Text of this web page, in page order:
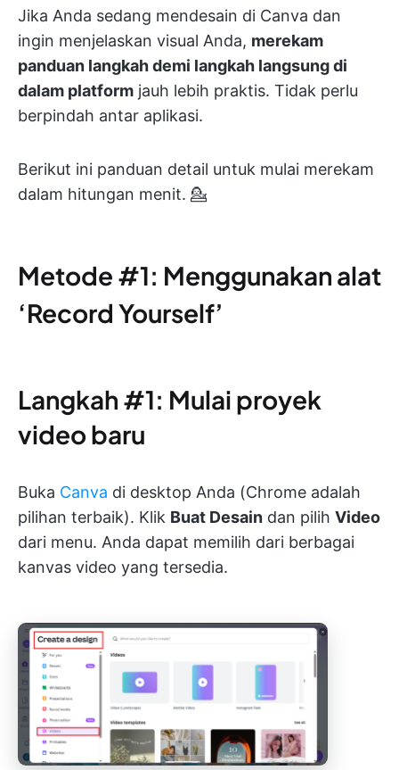
Jika Anda sedang mendesain di Canva dan
ingin menjelaskan visual Anda, merekam
panduan langkah demi langkah langsung di
dalam platform jauh lebih praktis. Tidak perlu
berpindah antar aplikasi.
Berikut ini panduan detail untuk mulai merekam
dalam hitungan menit. 💁
Metode #1: Menggunakan alat
‘Record Yourself’
Langkah #1: Mulai proyek
video baru
Buka Canva di desktop Anda (Chrome adalah
pilihan terbaik). Klik Buat Desain dan pilih Video
dari menu. Anda dapat memilih dari berbagai
kanvas video yang tersedia.